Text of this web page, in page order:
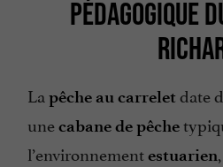
PÉDAGOGIQUE
La pêche au carrelet date
unecabane de pêche
l’environnementestuarien